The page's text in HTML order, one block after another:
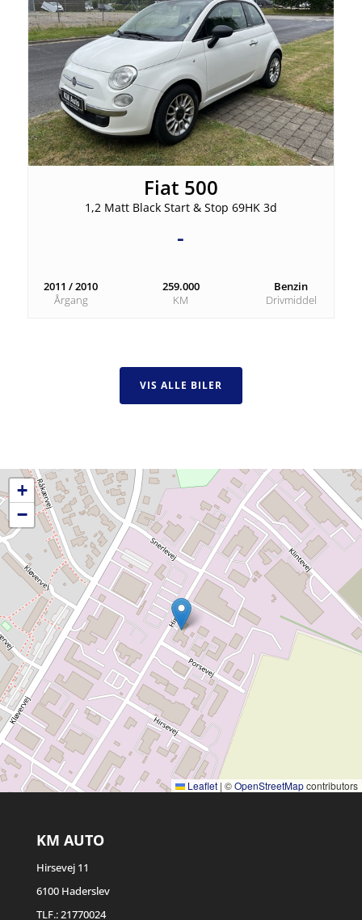
Fiat 500
1,2 Matt Black Start & Stop 69HK 3d
-
2011 / 2010
Årgang
259.000
KM
Benzin
Drivmiddel
VIS ALLE BILER
+
−
Leaflet | ©OpenStreetMapcontributors
KM AUTO
Hirsevej 11
6100 Haderslev
TLF.:21770024